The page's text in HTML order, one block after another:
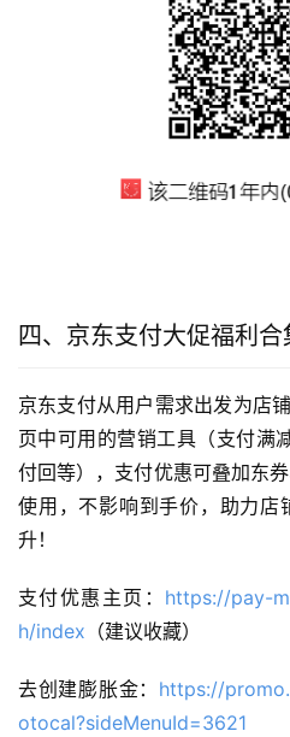
四、京东支付大促福利合
京东支付从用户需求出发为店
页中可用的营销工具（支付满
付回等），支付优惠可叠加东
使用，不影响到手价，助力店
升！
支付优惠主页： https://pay-
h/index （建议收藏）
去创建膨胀金： https://
otocal?sideMenuId=3621